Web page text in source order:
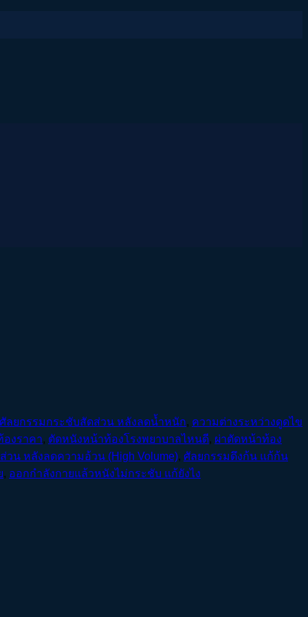
ศัลยกรรมกระชับสัดส่วน หลังลดน้ำหนัก, ความต่างระหว่างดูดไข
งราคา, ตัดหนังหน้าท้องโรงพยาบาลไหนดี, ผ่าตัดหน้าท้อง
วน หลังลดความอ้วน (High Volume), ศัลยกรรมดึงก้น แก้ก้น
, ออกกำลังกายแล้วหนังไม่กระชับ แก้ยังไง